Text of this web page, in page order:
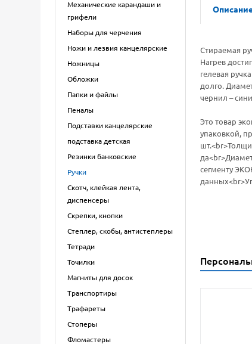
Механические карандаши и
грифели
Наборы для черчения
Ножи и лезвия канцелярские
Ножницы
Обложки
Папки и файлы
Пеналы
Подставки канцелярские
подставка детская
Резинки банковские
Ручки
Скотч, клейкая лента,
диспенсеры
Скрепки, кнопки
Степлер, скобы, антистеплеры
Тетради
Точилки
Магниты для досок
Транспортиры
Трафареты
Стоперы
Фломастеры
Стираемая
Нагрев
гелевая
долго.
чернил –
Это товар
упаковкой,
сегменту